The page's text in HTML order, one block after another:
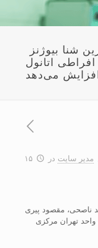
شنا بیوژنز
اتانول
می‌دهد
مدیر سایت در
۱۵
ناصحی، مقصود پیری
واحد تهران مرکزی